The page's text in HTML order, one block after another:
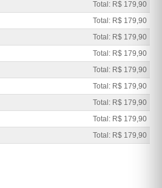
Total: R$ 179,90
Total: R$ 179,90
Total: R$ 179,90
Total: R$ 179,90
Total: R$ 179,90
Total: R$ 179,90
Total: R$ 179,90
Total: R$ 179,90
Total: R$ 179,90